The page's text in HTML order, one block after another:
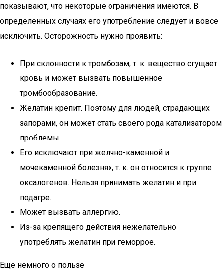
показывают, что некоторые ограничения имеются. В
определенных случаях его употребление следует и вовсе
исключить. Осторожность нужно проявить:
При склонности к тромбозам, т. к. вещество сгущает
кровь и может вызвать повышенное
тромбообразование.
Желатин крепит. Поэтому для людей, страдающих
запорами, он может стать своего рода катализатором
проблемы.
Его исключают при желчно-каменной и
мочекаменной болезнях, т. к. он относится к группе
оксалогенов. Нельзя принимать желатин и при
подагре.
Может вызвать аллергию.
Из-за крепящего действия нежелательно
употреблять желатин при геморрое.
Еще немного о пользе